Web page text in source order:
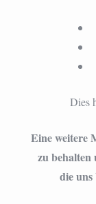
Dies
Eine weitere
zu behalten
die uns